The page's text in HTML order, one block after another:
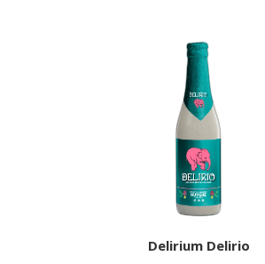
Delirium Delirio